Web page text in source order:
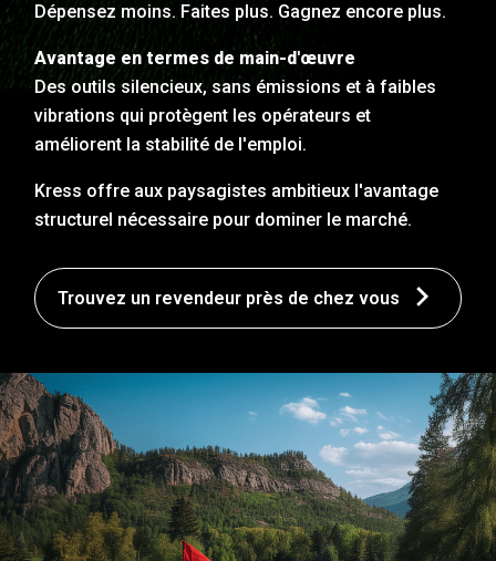
Dépensez moins. Faites plus. Gagnez encore plus.
Avantage en termes de main-d'œuvre
Des outils silencieux, sans émissions et à faibles
vibrations qui protègent les opérateurs et
améliorent la stabilité de l'emploi.
Kress offre aux paysagistes ambitieux l'avantage
structurel nécessaire pour dominer le marché.
Trouvez un revendeur près de chez vous